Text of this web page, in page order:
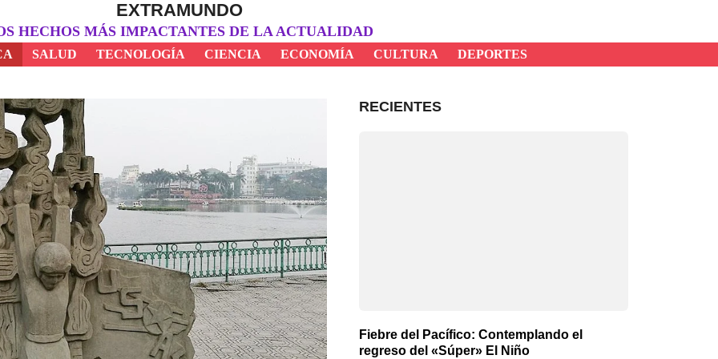
EXTRAMUNDO
HECHOS MÁS IMPACTANTES DE LA ACTUALIDAD
SALUD TECNOLOGÍA CIENCIA ECONOMÍA CULTURA DEPORTES
RECIENTES
Fiebre del Pacífico: Contemplando el
regreso del «Súper» El Niño